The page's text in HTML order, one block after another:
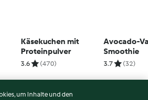
Käsekuchen mit
Proteinpulver
3.6 (470)
Avocado-
Smoothie
3.7 (32)
um Inhalte und den